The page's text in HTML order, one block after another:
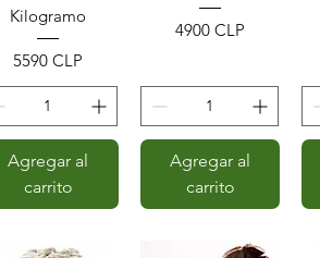
Kilogramo
Precio
5590 CLP
Agregar al
carrito
Precio
4900 CLP
Agregar al
carrito